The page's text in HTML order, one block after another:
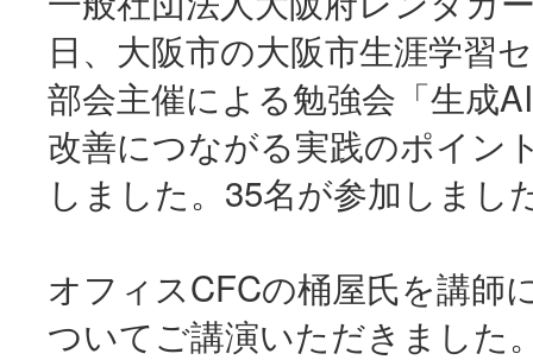
日、大阪市の大阪市生涯学習
部会主催による勉強会「生成
改善につながる実践のポイン
しました。35名が参加しまし
オフィスCFCの桶屋氏を講師
ついてご講演いただきました